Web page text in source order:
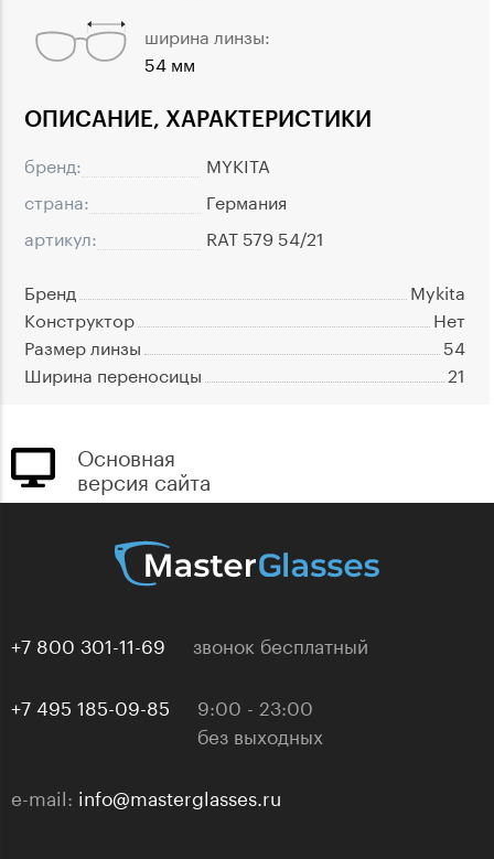
ОПИСАНИЕ, ХАРАКТЕРИСТИКИ
бренд:
MYKITA
страна:
Германия
артикул:
RAT 579 54/21
Бренд
Mykita
Конструктор
Нет
Размер линзы
54
Ширина переносицы
21
ширина линзы:
54 мм
Основная
версия сайта
+7 800 301-11-69 звонок бесплатный
+7 495 185-09-85
9:00 - 23:00
без выходных
e-mail: info@masterglasses.ru